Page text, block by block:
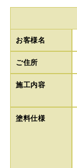
お客様名
ご住所
施工内容
塗料仕様